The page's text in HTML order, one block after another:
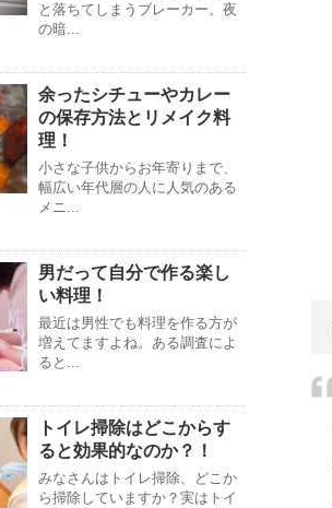
と落ちてしまうブレーカー。夜
の暗...
余ったシチューやカレー
の保存方法とリメイク料
理！
小さな子供からお年寄りまで、
幅広い年代層の人に人気のある
メニ...
男だって自分で作る楽し
い料理！
最近は男性でも料理を作る方が
増えてますよね。ある調査によ
ると...
トイレ掃除はどこからす
ると効果的なのか？！
みなさんはトイレ掃除、どこか
ら掃除していますか？実はトイ